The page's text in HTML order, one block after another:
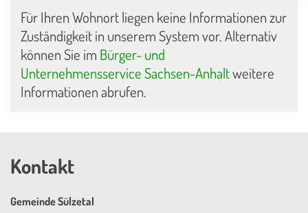
Für Ihren Wohnort liegen keine Informationen zur
Zuständigkeit in unserem System vor. Alternativ
können Sie im Bürger- und
Unternehmensservice Sachsen-Anhaltweitere
Informationen abrufen.
Kontakt
Gemeinde Sülzetal